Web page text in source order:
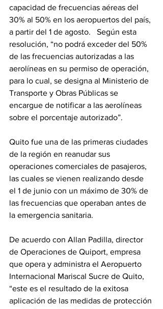
capacidad de frecuencias aéreas del
30% al 50% en los aeropuertos del país,
a partir del 1 de agosto.   Según esta
resolución, “no podrá exceder del 50%
de las frecuencias autorizadas a las
aerolíneas en su permiso de operación,
para lo cual, se designa al Ministerio de
Transporte y Obras Públicas se
encargue de notificar a las aerolíneas
sobre el porcentaje autorizado”.
Quito fue una de las primeras ciudades
de la región en reanudar sus
operaciones comerciales de pasajeros,
las cuales se vienen realizando desde
el 1 de junio con un máximo de 30% de
las frecuencias que operaban antes de
la emergencia sanitaria.
De acuerdo con Allan Padilla, director
de Operaciones de Quiport, empresa
que opera y administra el Aeropuerto
Internacional Mariscal Sucre de Quito,
“este es el resultado de la exitosa
aplicación de las medidas de protección